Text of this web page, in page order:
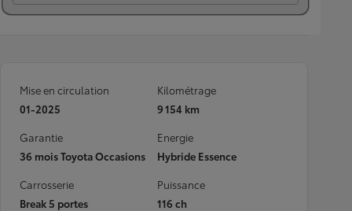
Mise en circulation
01-2025
Kilométrage
9 154 km
Garantie
36 mois Toyota Occasions
Energie
Hybride Essence
Carrosserie
Break 5 portes
Puissance
116 ch